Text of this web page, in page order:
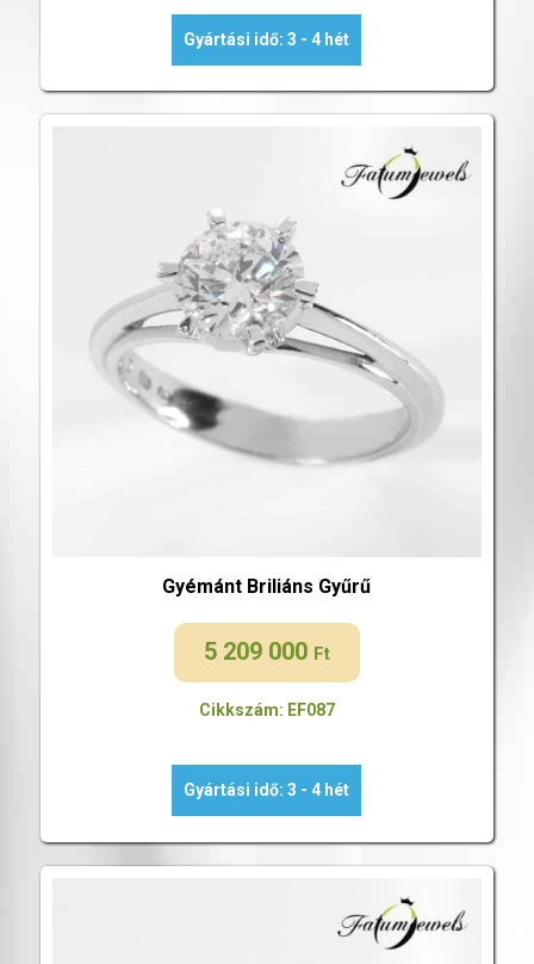
Gyártási idő: 3 - 4 hét
Gyémánt Briliáns Gyűrű
5 209 000 Ft
Cikkszám: EF087
Gyártási idő: 3 - 4 hét